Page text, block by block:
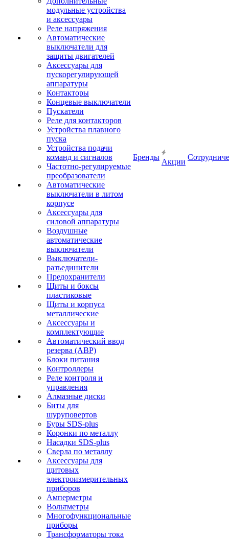
модульные устройства
и аксессуары
Реле напряжения
Автоматические
выключатели для
защиты двигателей
Аксессуары для
пускорегулирующей
аппаратуры
Контакторы
Концевые выключатели
Пускатели
Реле для контакторов
Устройства плавного
пуска
Устройства подачи
команд и сигналов
Частотно-регулируемые
преобразователи
Автоматические
выключатели в литом
корпусе
Аксессуары для
силовой аппаратуры
Воздушные
автоматические
выключатели
Выключатели-
разъединители
Предохранители
Щиты и боксы
пластиковые
Щиты и корпуса
металлические
Аксессуары и
комплектующие
Автоматический ввод
резерва (АВР)
Блоки питания
Контроллеры
Реле контроля и
управления
Алмазные диски
Биты для
шуруповертов
Буры SDS-plus
Коронки по металлу
Насадки SDS-plus
Сверла по металлу
Аксессуары для
щитовых
электроизмерительных
приборов
Амперметры
Вольтметры
Многофункциональные
приборы
Трансформаторы тока
Бренды
Акции